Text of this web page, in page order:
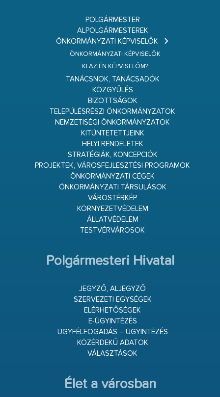
POLGÁRMESTER
ALPOLGÁRMESTEREK
ÖNKORMÁNYZATI KÉPVISELŐK
ÖNKORMÁNYZATI KÉPVISELŐK
KI AZ ÉN KÉPVISELŐM?
TANÁCSNOK, TANÁCSADÓK
KÖZGYŰLÉS
BIZOTTSÁGOK
TELEPÜLÉSRÉSZI ÖNKORMÁNYZATOK
NEMZETISÉGI ÖNKORMÁNYZATOK
KITÜNTETETTJEINK
HELYI RENDELETEK
STRATÉGIÁK, KONCEPCIÓK
PROJEKTEK, VÁROSFEJLESZTÉSI PROGRAMOK
ÖNKORMÁNYZATI CÉGEK
ÖNKORMÁNYZATI TÁRSULÁSOK
VÁROSTÉRKÉP
KÖRNYEZETVÉDELEM
ÁLLATVÉDELEM
TESTVÉRVÁROSOK
Polgármesteri Hivatal
JEGYZŐ, ALJEGYZŐ
SZERVEZETI EGYSÉGEK
ELÉRHETŐSÉGEK
E-ÜGYINTÉZÉS
ÜGYFÉLFOGADÁS – ÜGYINTÉZÉS
KÖZÉRDEKŰ ADATOK
VÁLASZTÁSOK
Élet a városban